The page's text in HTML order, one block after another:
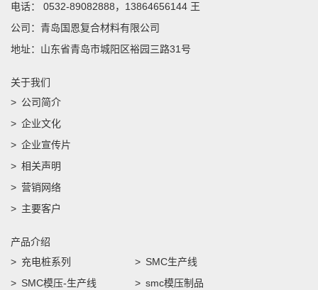
电话： 0532-89082888，13864656144 王
公司：青岛国恩复合材料有限公司
地址：山东省青岛市城阳区裕园三路31号
关于我们
公司简介
企业文化
企业宣传片
相关声明
营销网络
主要客户
产品介绍
充电桩系列
SMC生产线
SMC模压-生产线
smc模压制品